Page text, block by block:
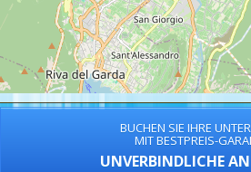
BUCHEN SIE IHRE
MIT BESTPREIS-
UNVERBINDLICHE